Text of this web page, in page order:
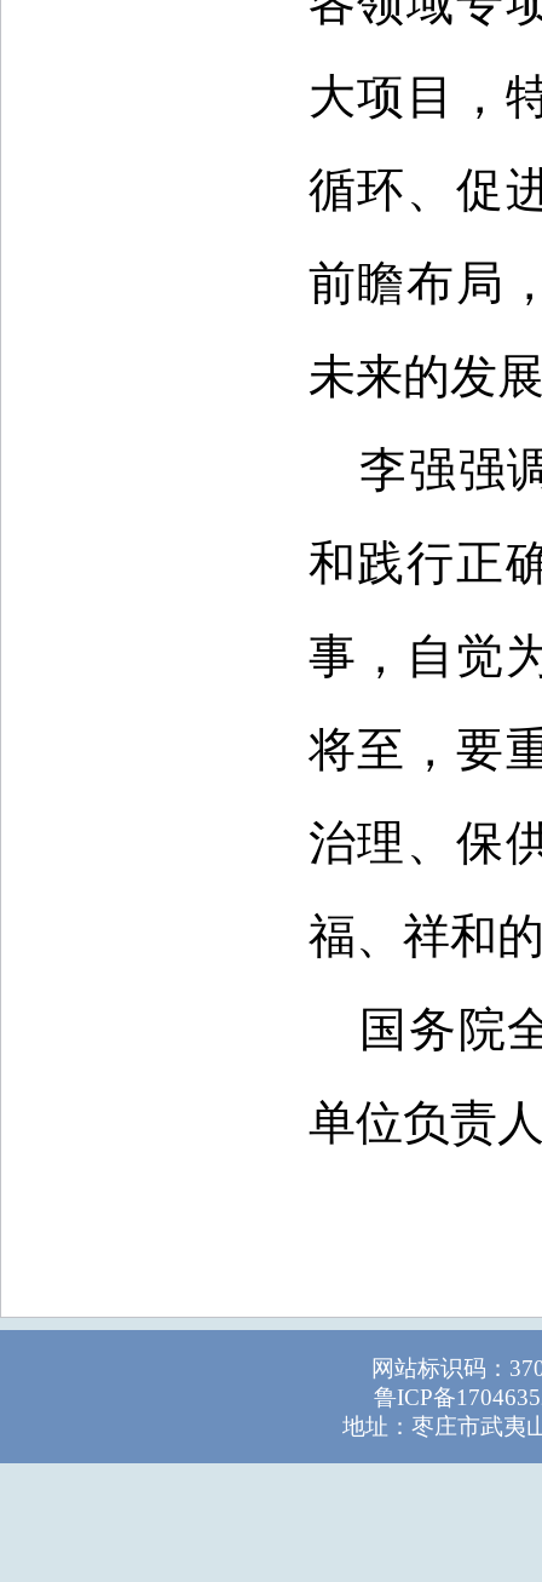
大项目，
循环、促
前瞻布局
未来的发
李强强
和践行正
事，自觉
将至，要
治理、保
福、祥和
国务院
单位负责
网站标识码：
鲁ICP备
地址：枣庄市武夷